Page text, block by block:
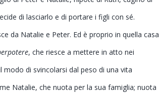
di lasciarlo e di portare i figli con sé.
da Natalie e Peter. Ed è proprio in quella casa
, che riesce a mettere in atto nei
di svincolarsi dal peso di una vita
Natalie, che nuota per la sua famiglia; nuota